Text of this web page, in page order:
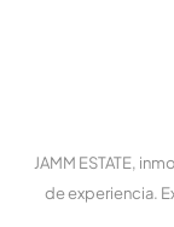
JAMM ESTATE,
de experiencia.